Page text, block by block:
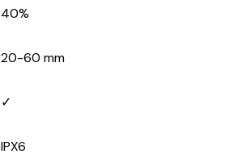
40%
20-60 mm
✓
IPX6